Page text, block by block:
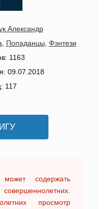
Александр
Попаданцы Фэнтези
1163
09.07.2018
117
содержать
просмотр